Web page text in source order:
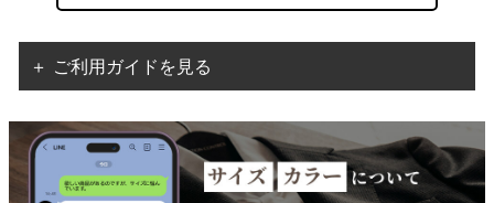
＋ ご利用ガイドを見る